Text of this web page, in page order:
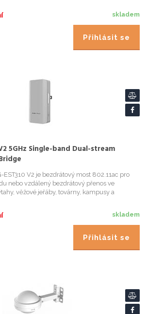
skladem
Přihlásit se
5GHz Single-band Dual-stream
EST310 V2 je bezdrátový most 802.11ac pro
nebo vzdálený bezdrátový přenos ve
věžové jeřáby, továrny, kampusy a
skladem
Přihlásit se